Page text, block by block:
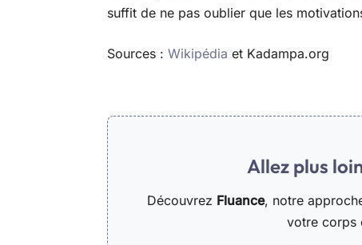
suffit de ne pas oublier que les
Sources : Wikipédia et Kadampa.org
Allez plus
Découvrez Fluance, notre
votre corps